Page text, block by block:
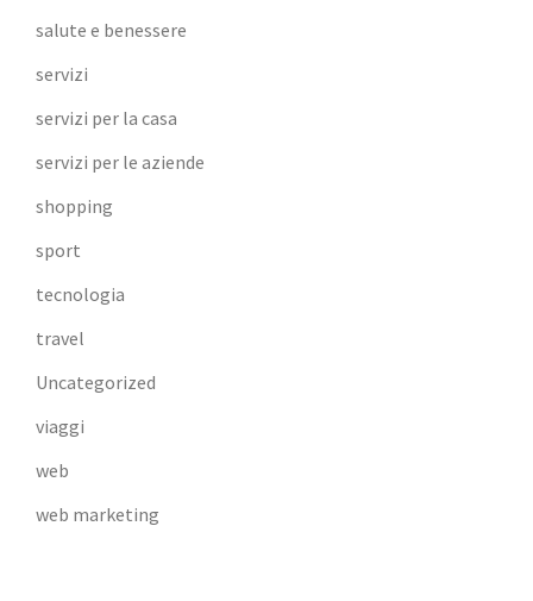
salute e benessere
servizi
servizi per la casa
servizi per le aziende
shopping
sport
tecnologia
travel
Uncategorized
viaggi
web
web marketing